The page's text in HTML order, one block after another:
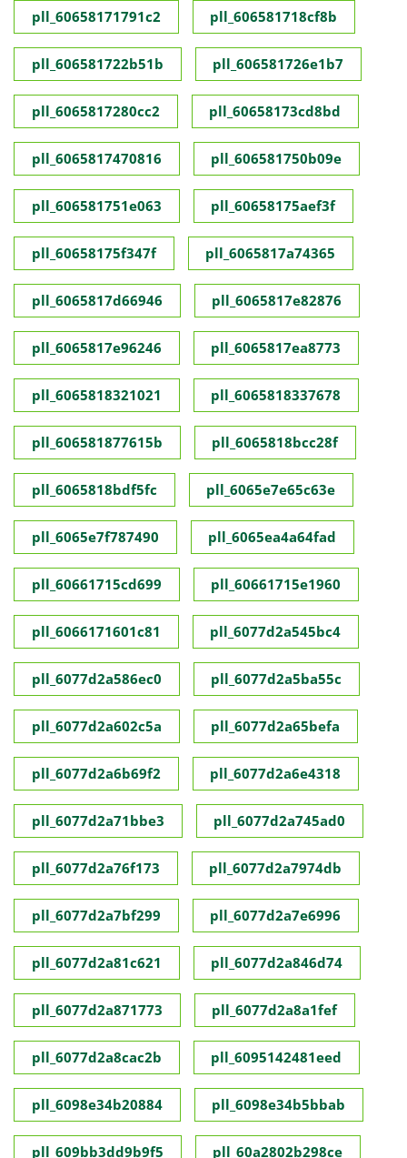
pll_60658171791c2 pll_606581718cf8b
pll_606581722b51b pll_606581726e1b7
pll_6065817280cc2 pll_60658173cd8bd
pll_6065817470816 pll_606581750b09e
pll_606581751e063 pll_60658175aef3f
pll_60658175f347f pll_6065817a74365
pll_6065817d66946 pll_6065817e82876
pll_6065817e96246 pll_6065817ea8773
pll_6065818321021 pll_6065818337678
pll_606581877615b pll_6065818bcc28f
pll_6065818bdf5fc pll_6065e7e65c63e
pll_6065e7f787490 pll_6065ea4a64fad
pll_60661715cd699 pll_60661715e1960
pll_6066171601c81 pll_6077d2a545bc4
pll_6077d2a586ec0 pll_6077d2a5ba55c
pll_6077d2a602c5a pll_6077d2a65befa
pll_6077d2a6b69f2 pll_6077d2a6e4318
pll_6077d2a71bbe3 pll_6077d2a745ad0
pll_6077d2a76f173 pll_6077d2a7974db
pll_6077d2a7bf299 pll_6077d2a7e6996
pll_6077d2a81c621 pll_6077d2a846d74
pll_6077d2a871773 pll_6077d2a8a1fef
pll_6077d2a8cac2b pll_6095142481eed
pll_6098e34b20884 pll_6098e34b5bbab
pll_609bb3dd9b9f5 pll_60a2802b298ce